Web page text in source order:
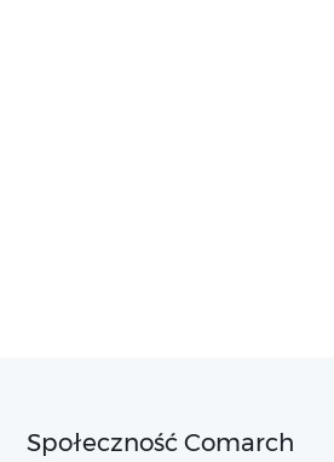
Społeczność Comarch